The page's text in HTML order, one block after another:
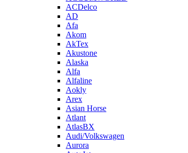
ACDelco
AD
Afa
Akom
AkTex
Akustone
Alaska
Alfa
Alfaline
Aokly
Arex
Asian Horse
Atlant
AtlasBX
Audi/Volkswagen
Aurora